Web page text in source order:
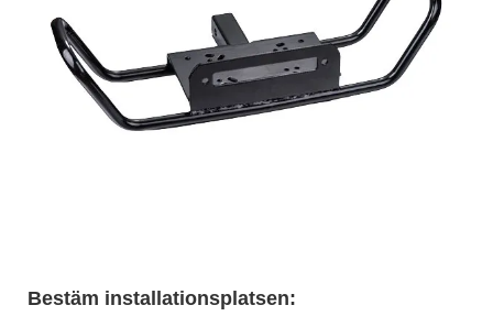
Bestäm installationsplatsen: